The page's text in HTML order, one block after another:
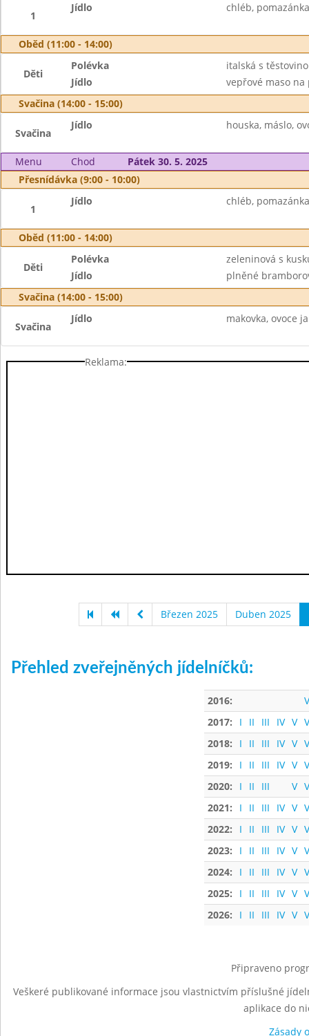
1
Jídlo chléb,
Oběd (11:00 - 14:00)
Děti
Polévka
italská s
Jídlo
vepřové maso na
Svačina (14:00 - 15:00)
Svačina
Jídlo houska, máslo,
Menu Chod
Pátek 30. 5. 2025
Přesnídávka (9:00 - 10:00)
1
Jídlo chléb,
Oběd (11:00 - 14:00)
Děti
Polévka
zeleninová s
Jídlo
plněné
Svačina (14:00 - 15:00)
Svačina
Jídlo makovka, ovoce
Reklama:
Březen 2025 Duben 2025
Přehled zveřejněných jídelníčků:
2016:
2017:
I II III IV V
2018:
I II III IV V
2019:
I II III IV V
2020:
I II III V
2021:
I II III IV V
2022:
I II III IV V
2023:
I II III IV V
2024:
I II III IV V
2025:
I II III IV V
2026:
I II III IV V
Připraveno
Veškeré publikované informace jsou vlastnictvím příslušné
aplikace do
Zásady